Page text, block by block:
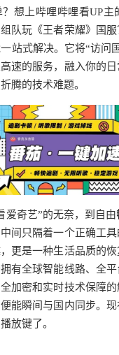
想上哔哩哔哩看UP主
队玩《王者荣耀》国
站式解决。它将“访问
速的服务，融入你的
腾的技术难题。
爱奇艺”的无奈，到自
间只隔着一个正确工
更是一种生活品质的
有全球智能线路、全
加密和实时技术保障
能瞬间与国内同步。
放键了。